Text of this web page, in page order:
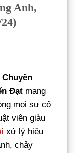
Anh,
Đạt mang
mọi sự cố
viên giàu
xử lý hiệu
chảy